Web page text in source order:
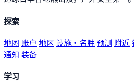
探索
地图 账户 地区 设施・名胜 预测 附近
通知 装备
学习